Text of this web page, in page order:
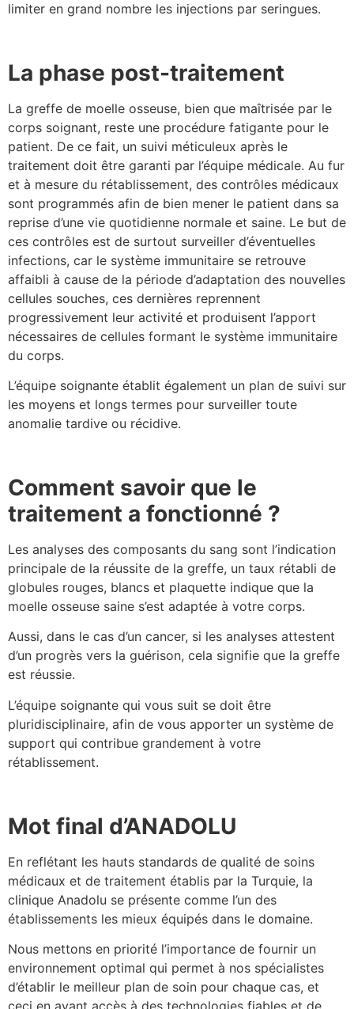
limiter en grand nombre les injections par seringues.
La phase post-traitement
La greffe de moelle osseuse, bien que maîtrisée par le
corps soignant, reste une procédure fatigante pour le
patient. De ce fait, un suivi méticuleux après le
traitement doit être garanti par l’équipe médicale. Au fur
et à mesure du rétablissement, des contrôles médicaux
sont programmés afin de bien mener le patient dans sa
reprise d’une vie quotidienne normale et saine. Le but de
ces contrôles est de surtout surveiller d’éventuelles
infections, car le système immunitaire se retrouve
affaibli à cause de la période d’adaptation des nouvelles
cellules souches, ces dernières reprennent
progressivement leur activité et produisent l’apport
nécessaires de cellules formant le système immunitaire
du corps.
L’équipe soignante établit également un plan de suivi sur
les moyens et longs termes pour surveiller toute
anomalie tardive ou récidive.
Comment savoir que le
traitement a fonctionné ?
Les analyses des composants du sang sont l’indication
principale de la réussite de la greffe, un taux rétabli de
globules rouges, blancs et plaquette indique que la
moelle osseuse saine s’est adaptée à votre corps.
Aussi, dans le cas d’un cancer, si les analyses attestent
d’un progrès vers la guérison, cela signifie que la greffe
est réussie.
L’équipe soignante qui vous suit se doit être
pluridisciplinaire, afin de vous apporter un système de
support qui contribue grandement à votre
rétablissement.
Mot final d’ANADOLU
En reflétant les hauts standards de qualité de soins
médicaux et de traitement établis par la Turquie, la
clinique Anadolu se présente comme l’un des
établissements les mieux équipés dans le domaine.
Nous mettons en priorité l’importance de fournir un
environnement optimal qui permet à nos spécialistes
d’établir le meilleur plan de soin pour chaque cas, et